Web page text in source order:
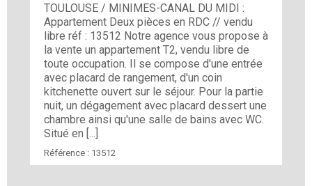
TOULOUSE / MINIMES-CANAL DU MIDI :
Appartement Deux pièces en RDC // vendu
libre réf : 13512 Notre agence vous propose à
la vente un appartement T2, vendu libre de
toute occupation. Il se compose d'une entrée
avec placard de rangement, d'un coin
kitchenette ouvert sur le séjour. Pour la partie
nuit, un dégagement avec placard dessert une
chambre ainsi qu'une salle de bains avec WC.
Situé en [...]
Référence : 13512